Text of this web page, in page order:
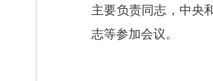
主要负责同志，中央
志等参加会议。